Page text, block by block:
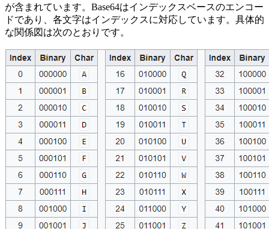
が含まれています。Base64はインデックスベースのエンコー
ドであり、各文字はインデックスに対応しています。具体的
な関係図は次のとおりです。